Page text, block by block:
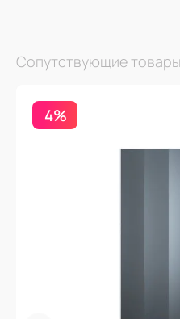
Сопутствующие товары
4%